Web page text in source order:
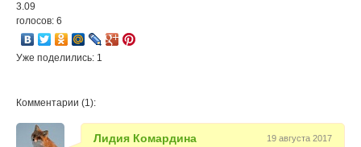
3.09
голосов: 6
Уже поделились: 1
Комментарии (1):
Лидия Комардина 19 августа 2017